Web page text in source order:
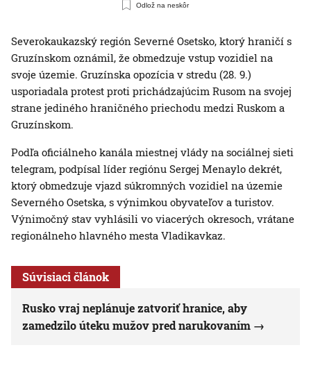
Odlož na neskôr
Severokaukazský región Severné Osetsko, ktorý hraničí s
Gruzínskom oznámil, že obmedzuje vstup vozidiel na
svoje územie. Gruzínska opozícia v stredu (28. 9.)
usporiadala protest proti prichádzajúcim Rusom na svojej
strane jediného hraničného priechodu medzi Ruskom a
Gruzínskom.
Podľa oficiálneho kanála miestnej vlády na sociálnej sieti
telegram, podpísal líder regiónu Sergej Menaylo dekrét,
ktorý obmedzuje vjazd súkromných vozidiel na územie
Severného Osetska, s výnimkou obyvateľov a turistov.
Výnimočný stav vyhlásili vo viacerých okresoch, vrátane
regionálneho hlavného mesta Vladikavkaz.
Súvisiaci článok
Rusko vraj neplánuje zatvoriť hranice, aby
zamedzilo úteku mužov pred narukovaním